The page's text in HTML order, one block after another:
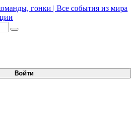
Войти